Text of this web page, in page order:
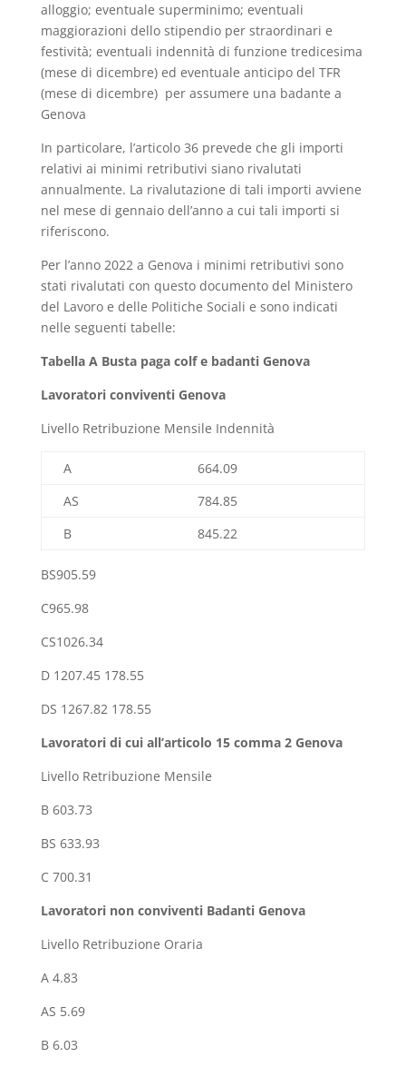
alloggio; eventuale superminimo; eventuali
maggiorazioni dello stipendio per straordinari e
festività; eventuali indennità di funzione tredicesima
(mese di dicembre) ed eventuale anticipo del TFR
(mese di dicembre) per assumere una badante a
Genova
In particolare, l’articolo 36 prevede che gli importi
relativi ai minimi retributivi siano rivalutati
annualmente. La rivalutazione di tali importi avviene
nel mese di gennaio dell’anno a cui tali importi si
riferiscono.
Per l’anno 2022 a Genova i minimi retributivi sono
stati rivalutati con questo documento del Ministero
del Lavoro e delle Politiche Sociali e sono indicati
nelle seguenti tabelle:
Tabella A Busta paga colf e badanti Genova
Lavoratori conviventi Genova
Livello Retribuzione Mensile Indennità
A
664.09
AS
784.85
B
845.22
BS905.59
C965.98
CS1026.34
D 1207.45 178.55
DS 1267.82 178.55
Lavoratori di cui all’articolo 15 comma 2Genova
Livello Retribuzione Mensile
B 603.73
BS 633.93
C 700.31
Lavoratori non conviventiBadanti Genova
Livello Retribuzione Oraria
A 4.83
AS 5.69
B 6.03